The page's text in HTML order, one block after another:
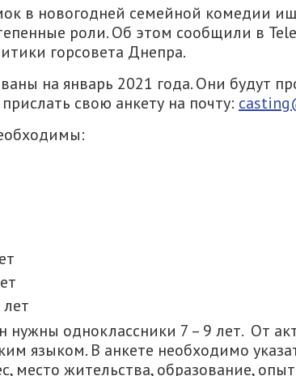
в новогодней семейной комедии
роли. Об этом сообщили в
горсовета Днепра.
на январь 2021 года. Они будут
свою анкету на почту:
нужны одноклассники 7 – 9 лет. От
языком. В анкете необходимо
место жительства, образование,